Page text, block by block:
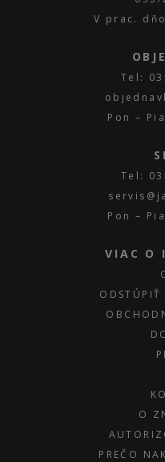
V prac.
Tel:
Pon –
Tel:
Pon –
VIAC O
O
PREČO